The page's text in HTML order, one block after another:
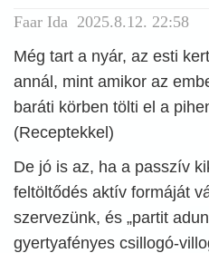
Faar Ida 2025.8.12. 22:58
Még tart a nyár, az esti
annál, mint amikor az
baráti körben tölti el a
(Receptekkel)
De jó is az, ha a passzív
feltöltődés aktív formáját
szervezünk, és „partit
gyertyafényes csillogó-